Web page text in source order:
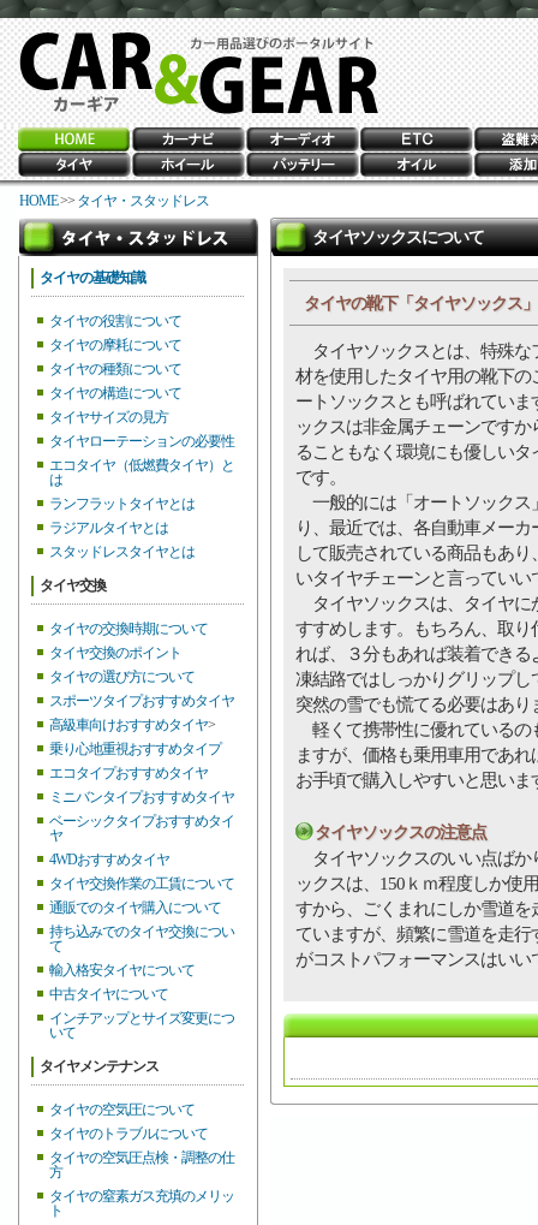
HOME>> タイヤ・スタッドレス
タイヤの基礎知識
タイヤの役割について
タイヤの摩耗について
タイヤの種類について
タイヤの構造について
タイヤサイズの見方
タイヤローテーションの必要性
エコタイヤ（低燃費タイヤ）と
は
ランフラットタイヤとは
ラジアルタイヤとは
スタッドレスタイヤとは
タイヤ交換
タイヤの交換時期について
タイヤ交換のポイント
タイヤの選び方について
スポーツタイプおすすめタイヤ
高級車向けおすすめタイヤ>
乗り心地重視おすすめタイプ
エコタイプおすすめタイヤ
ミニバンタイプおすすめタイヤ
ベーシックタイプおすすめタイ
ヤ
4WDおすすめタイヤ
タイヤ交換作業の工賃について
通販でのタイヤ購入について
持ち込みでのタイヤ交換につい
て
輸入格安タイヤについて
中古タイヤについて
インチアップとサイズ変更につ
いて
タイヤメンテナンス
タイヤの空気圧について
タイヤのトラブルについて
タイヤの空気圧点検・調整の仕
方
タイヤの窒素ガス充填のメリッ
ト
タイヤソックスについて
タイヤの靴下「タイヤソックス
タイヤソックスとは、特殊な
材を使用したタイヤ用の靴下の
ートソックスとも呼ばれていま
ックスは非金属チェーンですか
ることもなく環境にも優しいタ
です。
一般的には「オートソックス
り、最近では、各自動車メーカ
して販売されている商品もあり
いタイヤチェーンと言っていい
タイヤソックスは、タイヤに
すすめします。もちろん、取
れば、３分もあれば装着でき
凍結路ではしっかりグリップ
突然の雪でも慌てる必要はあり
軽くて携帯性に優れているの
ますが、価格も乗用車用であ
お手頃で購入しやすいと思いま
タイヤソックスの注意点
タイヤソックスのいい点ばか
ックスは、150ｋｍ程度しか使
すから、ごくまれにしか雪道
ていますが、頻繁に雪道を走
がコストパフォーマンスはいい